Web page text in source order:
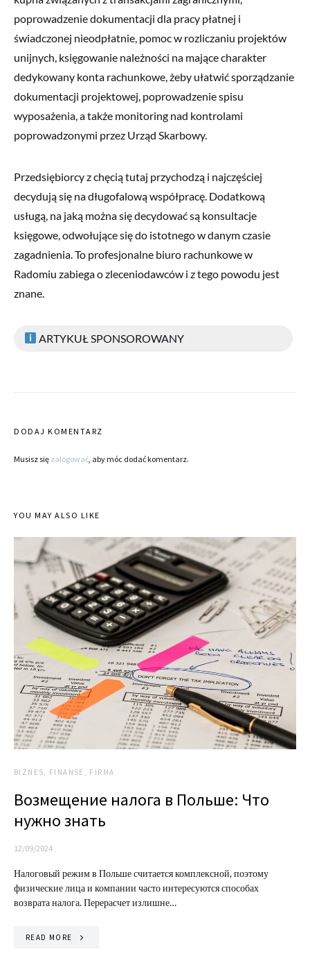
poprowadzenie dokumentacji dla pracy płatnej i
świadczonej nieodpłatnie, pomoc w rozliczaniu projektów
unijnych, księgowanie należności na mające charakter
dedykowany konta rachunkowe, żeby ułatwić sporządzanie
dokumentacji projektowej, poprowadzenie spisu
wyposażenia, a także monitoring nad kontrolami
poprowadzonymi przez Urząd Skarbowy.
Przedsiębiorcy z chęcią tutaj przychodzą i najczęściej
decydują się na długofalową współpracę. Dodatkową
usługą, na jaką można się decydować są konsultacje
księgowe, odwołujące się do istotnego w danym czasie
zagadnienia. To profesjonalne biuro rachunkowe w
Radomiu zabiega o zleceniodawców i z tego powodu jest
znane.
ARTYKUŁ SPONSOROWANY
DODAJ KOMENTARZ
Musisz się zalogować , aby móc dodać komentarz.
YOU MAY ALSO LIKE
BIZNES, FINANSE, FIRMA
Возмещение налога в Польше: Что
нужно знать
12/09/2024
Налоговый режим в Польше считается комплексной, поэтому
физические лица и компании часто интересуются способах
возврата налога. Перерасчет излишне…
READ MORE